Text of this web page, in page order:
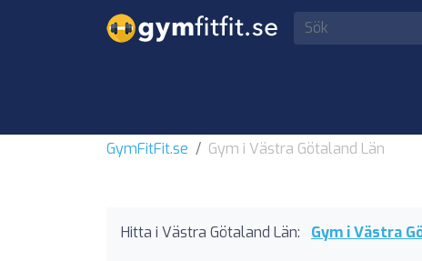
GymFitFit.se Gym i Västra Götaland Län
Hitta i Västra Götaland Län: Gym i Västra